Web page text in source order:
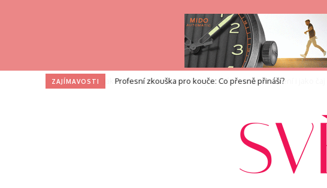
ZAJÍMAVOSTI Profesní zkouška pro kouče: Co přesně přináší?